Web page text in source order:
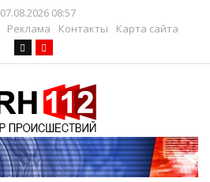
07.08.2026 08:57
Реклама Контакты Карта сайта